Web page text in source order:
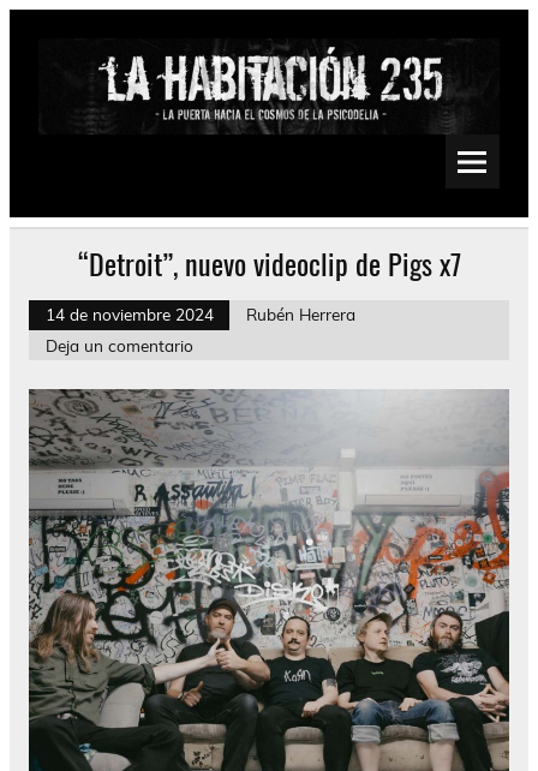
Saltar
Psychedelic, Stoner, Doom, Sludge, Fuzz, Space, Drone
“Detroit”, nuevo videoclip de Pigs x7
14 de noviembre 2024
Rubén Herrera
Deja un comentario